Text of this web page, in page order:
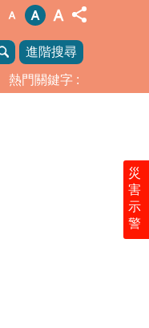
進階搜尋
熱門關鍵字
災
害
示
警